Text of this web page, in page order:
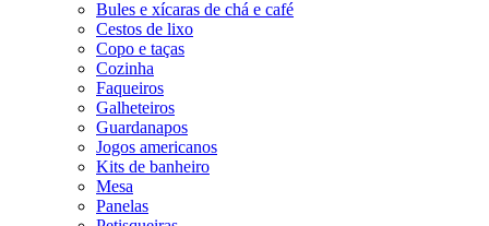
Bules e xícaras de chá e café
Cestos de lixo
Copo e taças
Cozinha
Faqueiros
Galheteiros
Guardanapos
Jogos americanos
Kits de banheiro
Mesa
Panelas